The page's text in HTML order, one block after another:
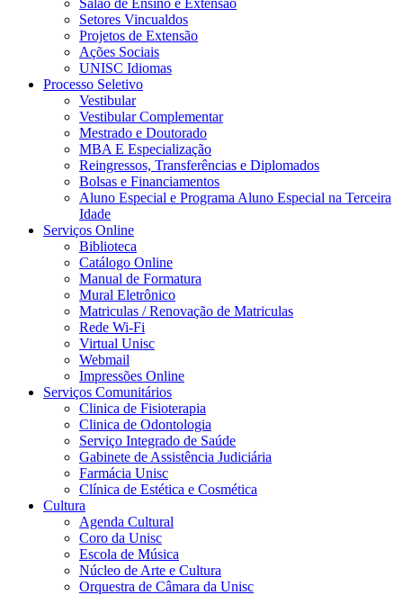
Setores Vincualdos
Projetos de Extensão
Ações Sociais
UNISC Idiomas
Processo Seletivo
Vestibular
Vestibular Complementar
Mestrado e Doutorado
MBA E Especialização
Reingressos, Transferências e Diplomados
Bolsas e Financiamentos
Aluno Especial e Programa Aluno Especial na Terceira
Idade
Serviços Online
Biblioteca
Catálogo Online
Manual de Formatura
Mural Eletrônico
Matriculas / Renovação de Matriculas
Rede Wi-Fi
Virtual Unisc
Webmail
Impressões Online
Serviços Comunitários
Clinica de Fisioterapia
Clinica de Odontologia
Serviço Integrado de Saúde
Gabinete de Assistência Judiciária
Farmácia Unisc
Clínica de Estética e Cosmética
Cultura
Agenda Cultural
Coro da Unisc
Escola de Música
Núcleo de Arte e Cultura
Orquestra de Câmara da Unisc